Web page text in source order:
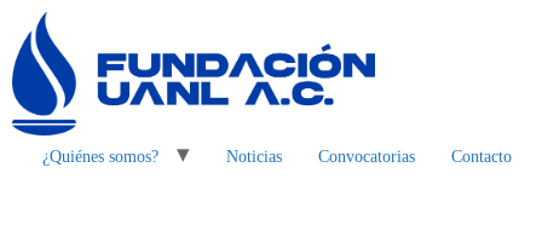
¿Quiénes somos? Noticias Convocatorias Contacto